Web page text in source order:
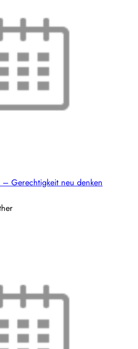
Gerechtigkeit neu denken